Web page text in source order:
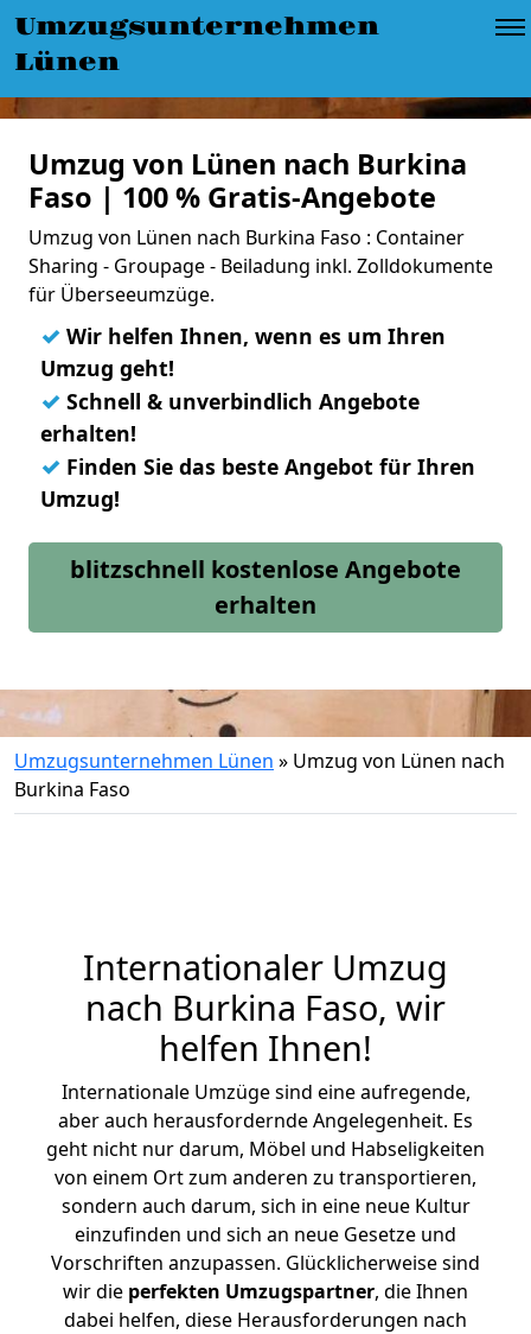
Umzugsunternehmen
Lünen
Umzug von Lünen nach Burkina
Faso | 100 % Gratis-Angebote
Umzug von Lünen nach Burkina Faso : Container
Sharing - Groupage - Beiladung inkl. Zolldokumente
für Überseeumzüge.
✓ Wir helfen Ihnen, wenn es um Ihren
Umzug geht!
✓ Schnell & unverbindlich Angebote
erhalten!
✓ Finden Sie das beste Angebot für Ihren
Umzug!
blitzschnell kostenlose Angebote
erhalten
Umzugsunternehmen Lünen » Umzug von Lünen nach
Burkina Faso
Internationaler Umzug
nach Burkina Faso, wir
helfen Ihnen!
Internationale Umzüge sind eine aufregende,
aber auch herausfordernde Angelegenheit. Es
geht nicht nur darum, Möbel und Habseligkeiten
von einem Ort zum anderen zu transportieren,
sondern auch darum, sich in eine neue Kultur
einzufinden und sich an neue Gesetze und
Vorschriften anzupassen. Glücklicherweise sind
wir die perfekten Umzugspartner, die Ihnen
dabei helfen, diese Herausforderungen nach